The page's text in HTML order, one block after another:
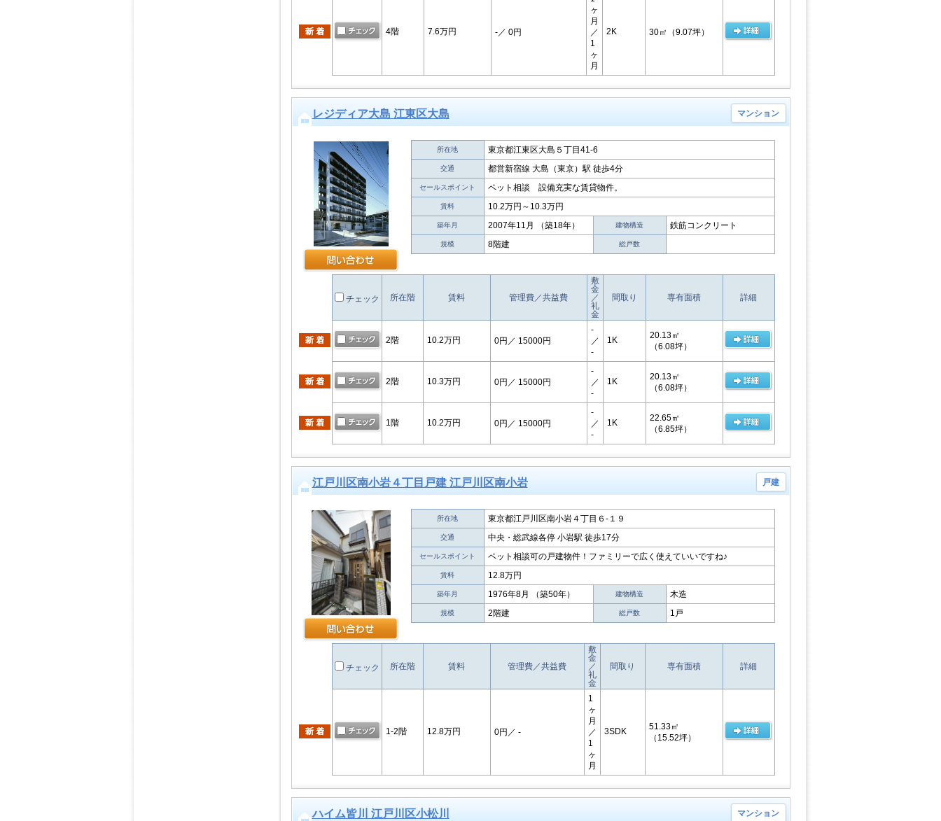
4階 7.6万円 -／ 0円
ヶ
月
／
1
ヶ
月
2K 30㎡ （9.07坪）
レジディア大島 江東区大島 マンション
所在地 東京都江東区大島５丁目41-6
交通 都営新宿線 大島（東京）駅 徒歩4分
セールスポイント ペット相談 設備充実な賃貸物件。
賃料 10.2万円～10.3万円
築年月 2007年11月 （築18年） 建物構造 鉄筋コンクリート
規模 8階建 総戸数
チェック 所在階 賃料 管理費／共益費
敷
金
／
礼
金
間取り 専有面積 詳細
2階 10.2万円 0円 ／ 15000円
-
／
-
1K
20.13㎡
（6.08坪）
2階 10.3万円 0円 ／ 15000円
-
／
-
1K
20.13㎡
（6.08坪）
1階 10.2万円 0円 ／ 15000円
-
／
-
1K
22.65㎡
（6.85坪）
江戸川区南小岩４丁目戸建 江戸川区南小岩 戸建
所在地 東京都江戸川区南小岩４丁目６-１９
交通 中央・総武線各停 小岩駅 徒歩17分
セールスポイント ペット相談可の戸建物件！ファミリーで広く使えていいですね♪
賃料 12.8万円
築年月 1976年8月 （築50年） 建物構造 木造
規模 2階建 総戸数 1戸
チェック 所在階 賃料 管理費／共益費
敷
金
／
礼
金
間取り 専有面積 詳細
1-2階 12.8万円 0円 ／ -
1
ヶ
月
／
1
ヶ
月
3SDK
51.33㎡
（15.52坪）
ハイム皆川 江戸川区小松川 マンション